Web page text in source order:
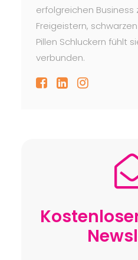
erfolgreichen Business
Freigeistern,
Pillen Schluckern fühlt
verbunden.